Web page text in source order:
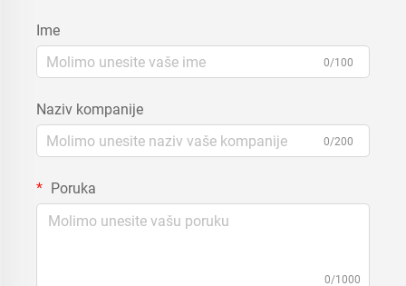
Ime
0/100
Naziv kompanije
0/200
Poruka
0/1000